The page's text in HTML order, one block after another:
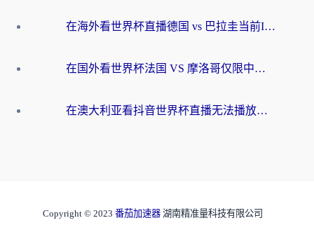
在海外看世界杯直播德国 vs 巴拉圭当前IP受限制？这篇指南帮你轻松解决地区限制
在国外看世界杯法国 VS 摩洛哥仅限中国大陆？别让地域限制拦下你的欢呼
在澳大利亚看抖音世界杯直播无法播放？海外党体育观赛终极指南来了！
Copyright © 2023 番茄加速器 湖南精准量科技有限公司